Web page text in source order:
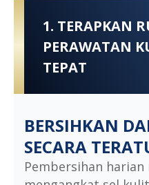
1. TERAPKAN
PERAWATAN
TEPAT
BERSIHKAN
SECARA
Pembersihan